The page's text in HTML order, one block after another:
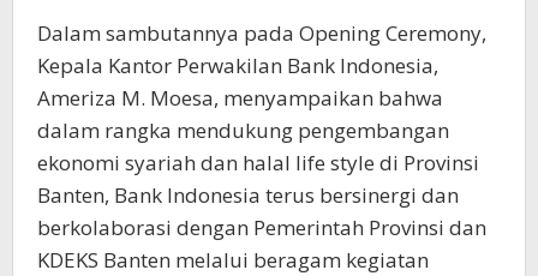
Dalam sambutannya pada Opening Ceremony,
Kepala Kantor Perwakilan Bank Indonesia,
Ameriza M. Moesa, menyampaikan bahwa
dalam rangka mendukung pengembangan
ekonomi syariah dan halal life style di Provinsi
Banten, Bank Indonesia terus bersinergi dan
berkolaborasi dengan Pemerintah Provinsi dan
KDEKS Banten melalui beragam kegiatan